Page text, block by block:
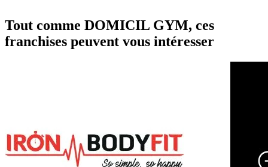
Tout comme DOMICIL GYM, ces
franchises peuvent vous intéresser